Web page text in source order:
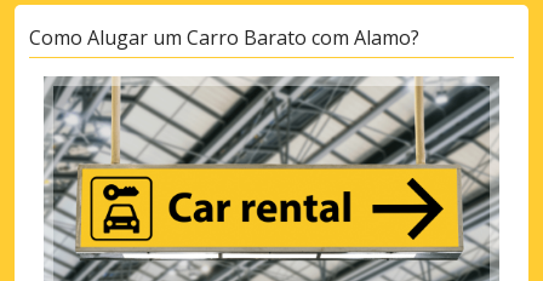
Como Alugar um Carro Barato com Alamo?